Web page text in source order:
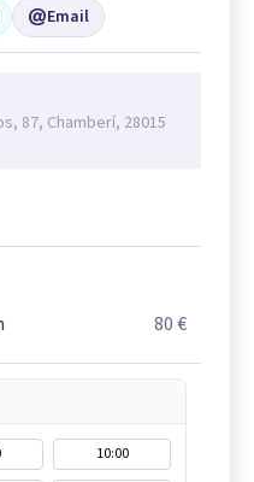
Email
87, Chamberí, 28015
80 €
10:00